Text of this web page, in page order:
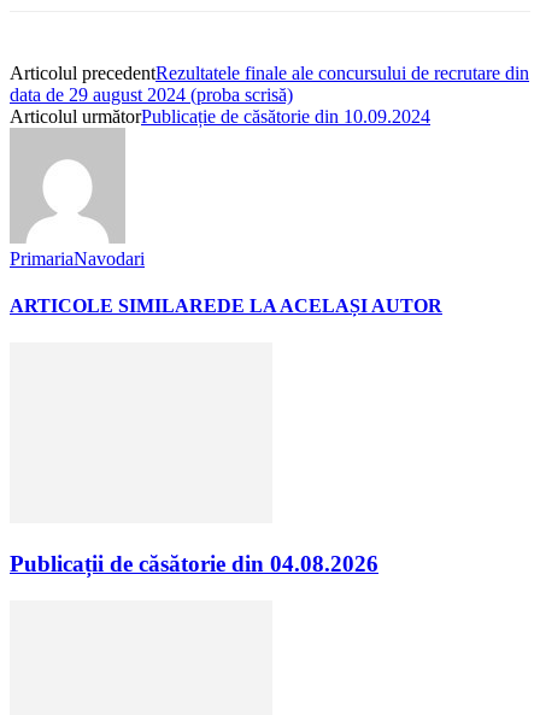
Articolul precedentRezultatele finale ale concursului de recrutare din
data de 29 august 2024 (proba scrisă)
Articolul următorPublicație de căsătorie din 10.09.2024
PrimariaNavodari
ARTICOLE SIMILAREDE LA ACELAȘI AUTOR
Publicații de căsătorie din 04.08.2026